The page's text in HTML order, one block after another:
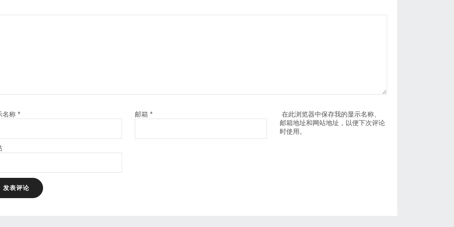
名称 * 邮箱 *
在此浏览器中保存我的显示名称、
邮箱地址和网站地址，以便下次评论
时使用。